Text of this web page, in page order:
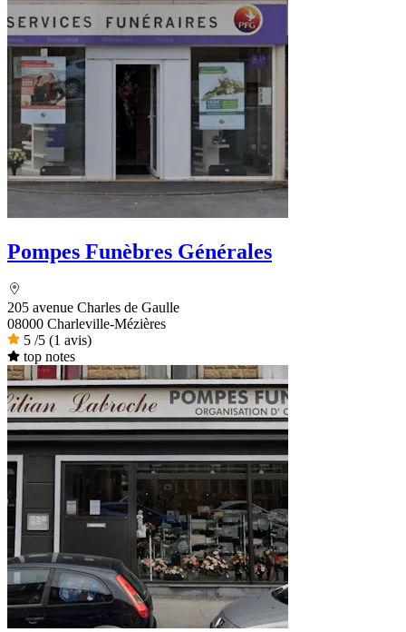
Pompes Funèbres Générales
205 avenue Charles de Gaulle
08000 Charleville-Mézières
5 /5 (1 avis)
top notes